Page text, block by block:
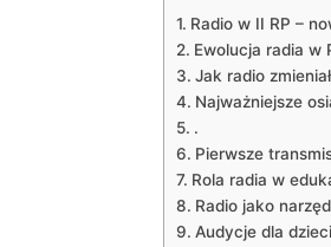
Radio w II RP –
Ewolucja radia w
Jak radio
Najważniejsze
.
Pierwsze
Rola radia w
Radio jako
Audycje dla